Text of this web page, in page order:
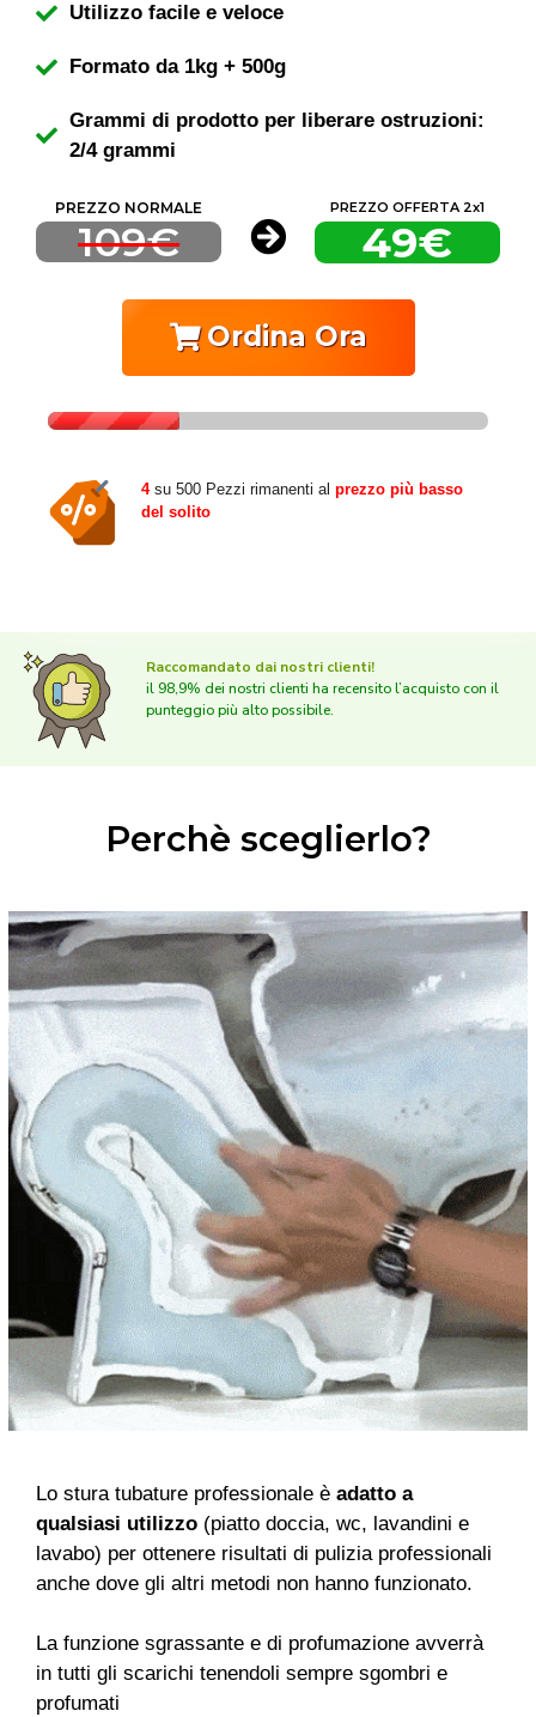
Utilizzo facile e veloce
Formato da 1kg + 500g
Grammi di prodotto per liberare ostruzioni:
2/4 grammi
PREZZO NORMALE
109€
PREZZO OFFERTA 2x1
49€
Ordina Ora
4 su 500 Pezzi rimanenti al prezzo più basso
del solito
Raccomandato dai nostri clienti!
il 98,9% dei nostri clienti ha recensito l’acquisto con il
punteggio più alto possibile.
Perchè sceglierlo?
Lo stura tubature professionale è adatto a
qualsiasi utilizzo (piatto doccia, wc, lavandini e
lavabo) per ottenere risultati di pulizia professionali
anche dove gli altri metodi non hanno funzionato.
La funzione sgrassante e di profumazione avverrà
in tutti gli scarichi tenendoli sempre sgombri e
profumati